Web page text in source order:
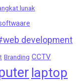
lunak
development
Branding CCTV
laptop